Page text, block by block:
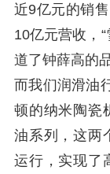
近9亿元的销
10亿元营收，
道了钟薛高的
而我们润滑油
顿的纳米陶瓷
油系列，这两
运行，实现了